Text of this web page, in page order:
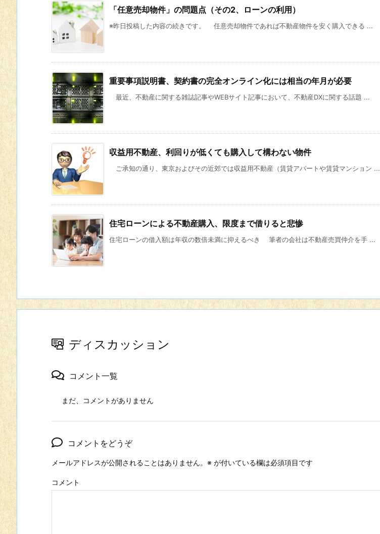
「任意売却物件」の問題点（その2、ローンの利用）
※昨日投稿した内容の続きです。 任意売却物件であれば不動産物件を安く購入できる ...
重要事項説明書、契約書の完全オンライン化には相当の年月が必要
最近、不動産に関する雑誌記事やWEBサイト記事において、不動産DXに関する話題 ...
収益用不動産、利回りが低くても購入して構わない物件
ご承知の通り、東京およびその近郊では収益用不動産（賃貸アパートや賃貸マンション ...
住宅ローンによる不動産購入、限度まで借りると悲惨
住宅ローンの借入額は年収の数倍未満に抑えるべき 筆者の会社は不動産売買仲介を手 ...
ディスカッション
コメント一覧
まだ、コメントがありません
コメントをどうぞ
メールアドレスが公開されることはありません。 ※ が付いている欄は必須項目です
コメント